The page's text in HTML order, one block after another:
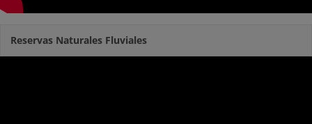
Reservas Naturales Fluviales